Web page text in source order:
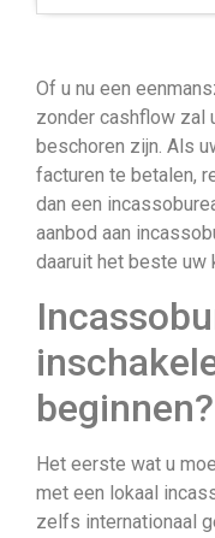
Of u nu een
zonder cashflow zal
beschoren zijn. Als
facturen te betalen,
dan een
aanbod aan
daaruit het beste uw
beginnen?
Het eerste wat u
met een lokaal
zelfs internationaal